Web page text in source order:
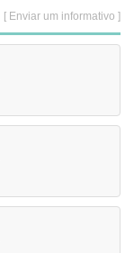
[ Enviar um informativo ]